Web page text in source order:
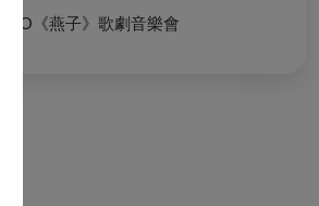
KSO《燕子》歌劇音樂會